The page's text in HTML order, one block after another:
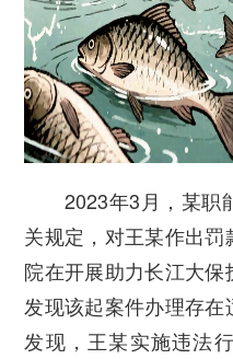
2023年3月，某职
关规定，对王某作出
院在开展助力长江大保
发现该起案件办理存
发现，王某实施违法